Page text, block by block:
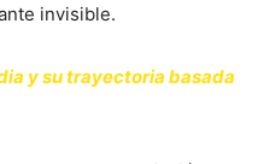
invisible.
y su trayectoria basada